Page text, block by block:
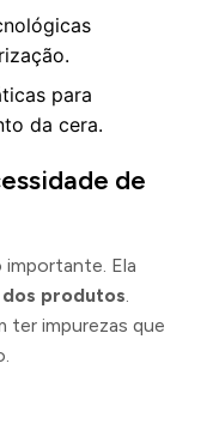
para
da cera.
de
Ela
produtos.
ter impurezas que